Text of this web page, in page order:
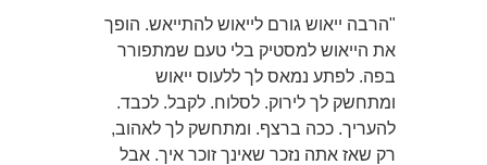
"הרבה ייאוש גורם לייאוש להתייאש. הופך
את הייאוש למסטיק בלי טעם שמתפורר
בפה. לפתע נמאס לך ללעוס ייאוש
ומתחשק לך לירוק. לסלוח. לקבל. לכבד.
להעריך. ככה ברצף. ומתחשק לך לאהוב,
רק שאז אתה נזכר שאינך זוכר איך. אבל